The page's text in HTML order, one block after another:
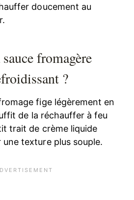
doucement au
fromagère
?
fige légèrement en
de la réchauffer à feu
trait de crème liquide
texture plus souple.